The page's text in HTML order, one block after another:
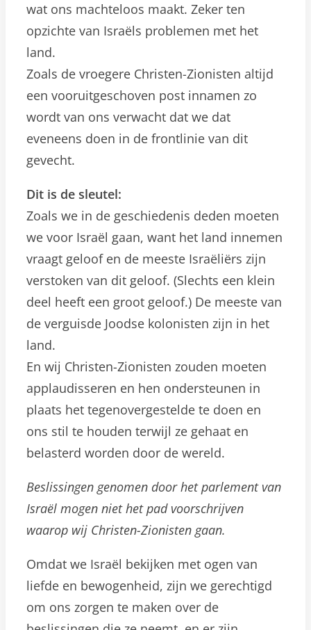
wat ons machteloos maakt. Zeker ten
opzichte van Israëls problemen met het
land.
Zoals de vroegere Christen-Zionisten altijd
een vooruitgeschoven post innamen zo
wordt van ons verwacht dat we dat
eveneens doen in de frontlinie van dit
gevecht.
Dit is de sleutel:
Zoals we in de geschiedenis deden moeten
we voor Israël gaan, want het land innemen
vraagt geloof en de meeste Israëliërs zijn
verstoken van dit geloof. (Slechts een klein
deel heeft een groot geloof.) De meeste van
de verguisde Joodse kolonisten zijn in het
land.
En wij Christen-Zionisten zouden moeten
applaudisseren en hen ondersteunen in
plaats het tegenovergestelde te doen en
ons stil te houden terwijl ze gehaat en
belasterd worden door de wereld.
Beslissingen genomen door het parlement van
Israël mogen niet het pad voorschrijven
waarop wij Christen-Zionisten gaan.
Omdat we Israël bekijken met ogen van
liefde en bewogenheid, zijn we gerechtigd
om ons zorgen te maken over de